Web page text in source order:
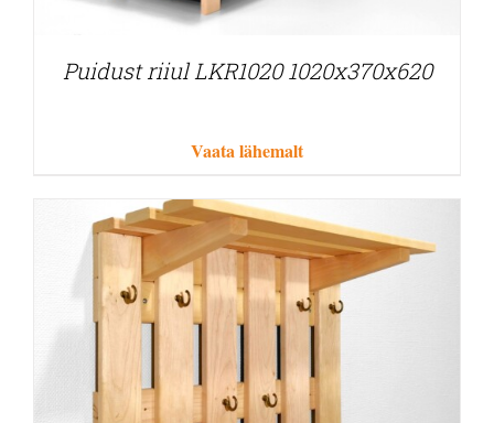
Puidust riiul LKR1020 1020x370x620
Vaata lähemalt